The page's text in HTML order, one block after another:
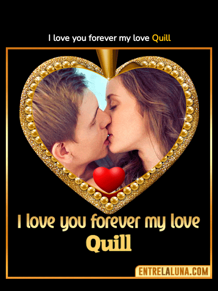
I love you forever my love Quill